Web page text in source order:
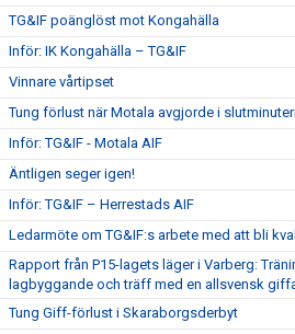
TG&IF poänglöst mot Kongahälla
Inför: IK Kongahälla – TG&IF
Vinnare vårtipset
Tung förlust när Motala avgjorde i
Inför: TG&IF - Motala AIF
Äntligen seger igen!
Inför: TG&IF – Herrestads AIF
Ledarmöte om TG&IF:s arbete med att bli
Rapport från P15-lagets läger i Varberg:
lagbyggande och träff med en allsvensk
Tung Giff-förlust i Skaraborgsderbyt